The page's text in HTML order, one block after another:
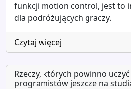
funkcji motion control, jest to
dla podróżujących graczy.
Czytaj więcej
Rzeczy, których powinno uczyć
programistów jeszcze na